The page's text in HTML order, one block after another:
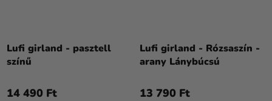
Lufi girland - pasztell
színű
14 490 Ft
Lufi girland - Rózsaszín -
arany Lánybúcsú
13 790 Ft